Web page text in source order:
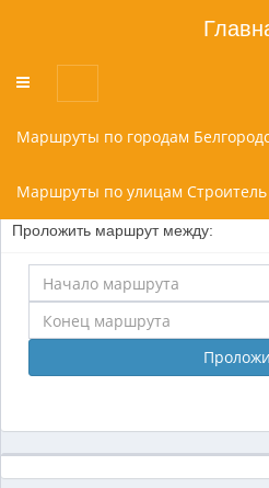
Переключатель
меню
Маршруты по городам
Маршруты по улицам Строитель
Проложить маршрут между: